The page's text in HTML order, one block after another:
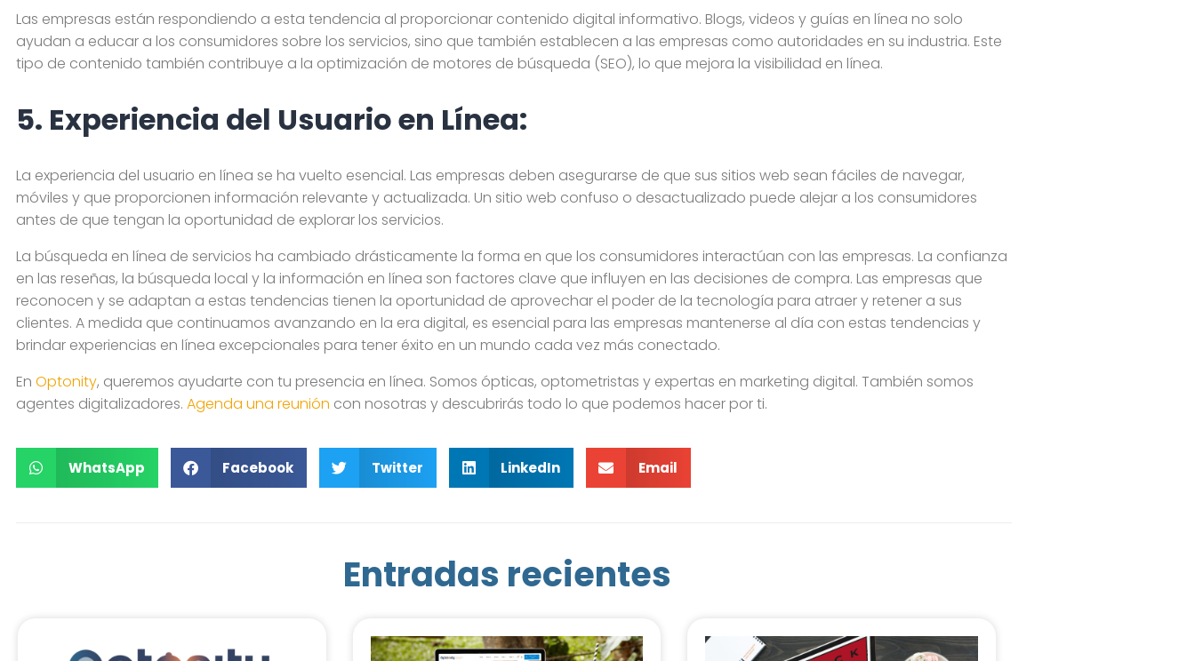
Las empresas están respondiendo a esta tendencia al proporcionar contenido digital informativo. Blogs, videos y guías en línea no solo
ayudan a educar a los consumidores sobre los servicios, sino que también establecen a las empresas como autoridades en su industria. Este
tipo de contenido también contribuye a la optimización de motores de búsqueda (SEO), lo que mejora la visibilidad en línea.
5. Experiencia del Usuario en Línea:
La experiencia del usuario en línea se ha vuelto esencial. Las empresas deben asegurarse de que sus sitios web sean fáciles de navegar,
móviles y que proporcionen información relevante y actualizada. Un sitio web confuso o desactualizado puede alejar a los consumidores
antes de que tengan la oportunidad de explorar los servicios.
La búsqueda en línea de servicios ha cambiado drásticamente la forma en que los consumidores interactúan con las empresas. La confianza
en las reseñas, la búsqueda local y la información en línea son factores clave que influyen en las decisiones de compra. Las empresas que
reconocen y se adaptan a estas tendencias tienen la oportunidad de aprovechar el poder de la tecnología para atraer y retener a sus
clientes. A medida que continuamos avanzando en la era digital, es esencial para las empresas mantenerse al día con estas tendencias y
brindar experiencias en línea excepcionales para tener éxito en un mundo cada vez más conectado.
En Optonity, queremos ayudarte con tu presencia en línea. Somos ópticas, optometristas y expertas en marketing digital. También somos
agentes digitalizadores. Agenda una reunión con nosotras y descubrirás todo lo que podemos hacer por ti.
WhatsApp Facebook Twitter LinkedIn Email
Entradas recientes